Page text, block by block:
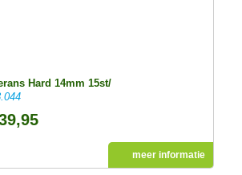
Hard 14mm 15st/
meer informatie